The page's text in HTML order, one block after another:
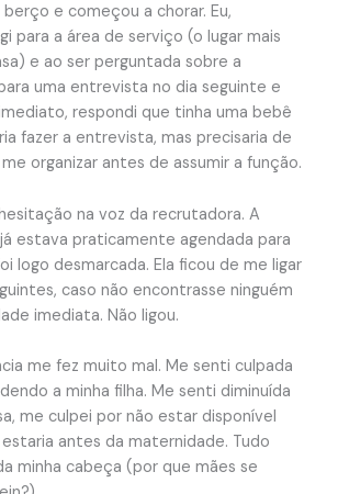
e começou a chorar. Eu,
para a área de serviço (o lugar mais
e ao ser perguntada sobre a
uma entrevista no dia seguinte e
respondi que tinha uma bebê
fazer a entrevista, mas precisaria de
organizar antes de assumir a função.
na voz da recrutadora. A
estava praticamente agendada para
logo desmarcada. Ela ficou de me ligar
caso não encontrasse ninguém
imediata. Não ligou.
me fez muito mal. Me senti culpada
a minha filha. Me senti diminuída
me culpei por não estar disponível
antes da maternidade. Tudo
minha cabeça (por que mães se